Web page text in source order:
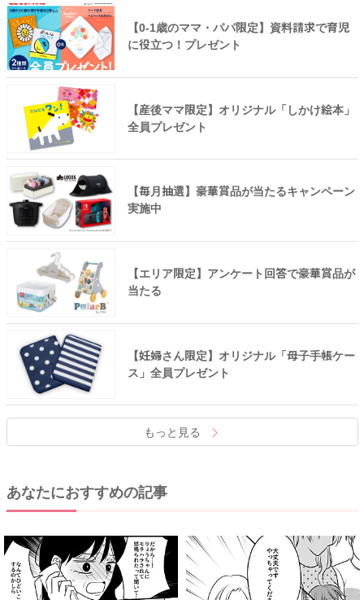
【0-1歳のママ・パパ限定】資料請求で育児
に役立つ！プレゼント
【産後ママ限定】オリジナル「しかけ絵本」
全員プレゼント
【毎月抽選】豪華賞品が当たるキャンペーン
実施中
【エリア限定】アンケート回答で豪華賞品が
当たる
【妊婦さん限定】オリジナル「母子手帳ケー
ス」全員プレゼント
もっと見る
あなたにおすすめの記事